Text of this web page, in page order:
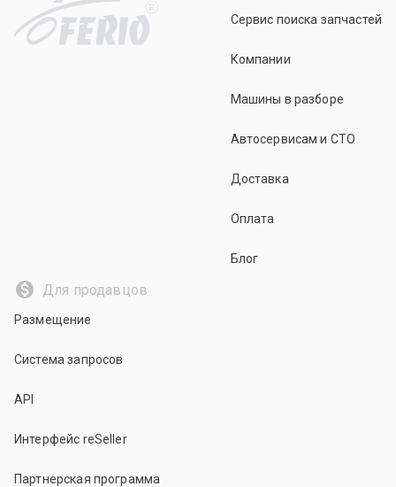
R
Сервис поиска запчастей
Компании
Машины в разборе
Автосервисам и СТО
Доставка
Оплата
Блог
Для продавцов
Размещение
Система запросов
API
Интерфейс reSeller
Партнерская программа